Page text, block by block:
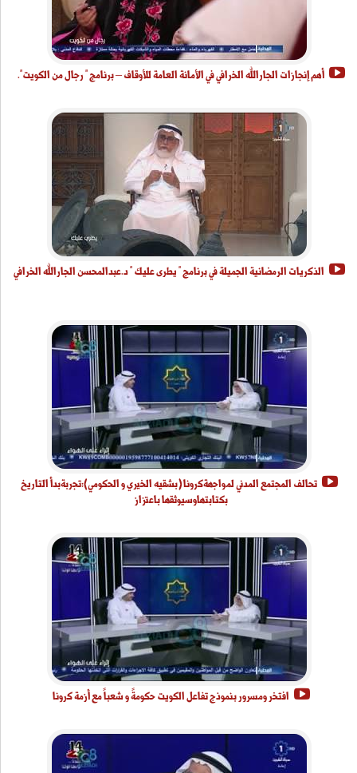
أهم إنجازات الجارالله الخرافي في الأمانة العامة للأوقاف – برنامج " رجال من الكويت".
الذكريات الرمضانية الجميلة في برنامج " يطرى عليك " د.عبدالمحسن الجارالله الخرافي
تحالف المجتمع المدني لمواجهةكرونا (بشقيه الخيري و الحكومي):تجربةبدأ التاريخ
بكتابتهاوسيوثقها باعتزاز
افتخر ومسرور بنموذج تفاعل الكويت حكومةً و شعباً مع أزمة كرونا